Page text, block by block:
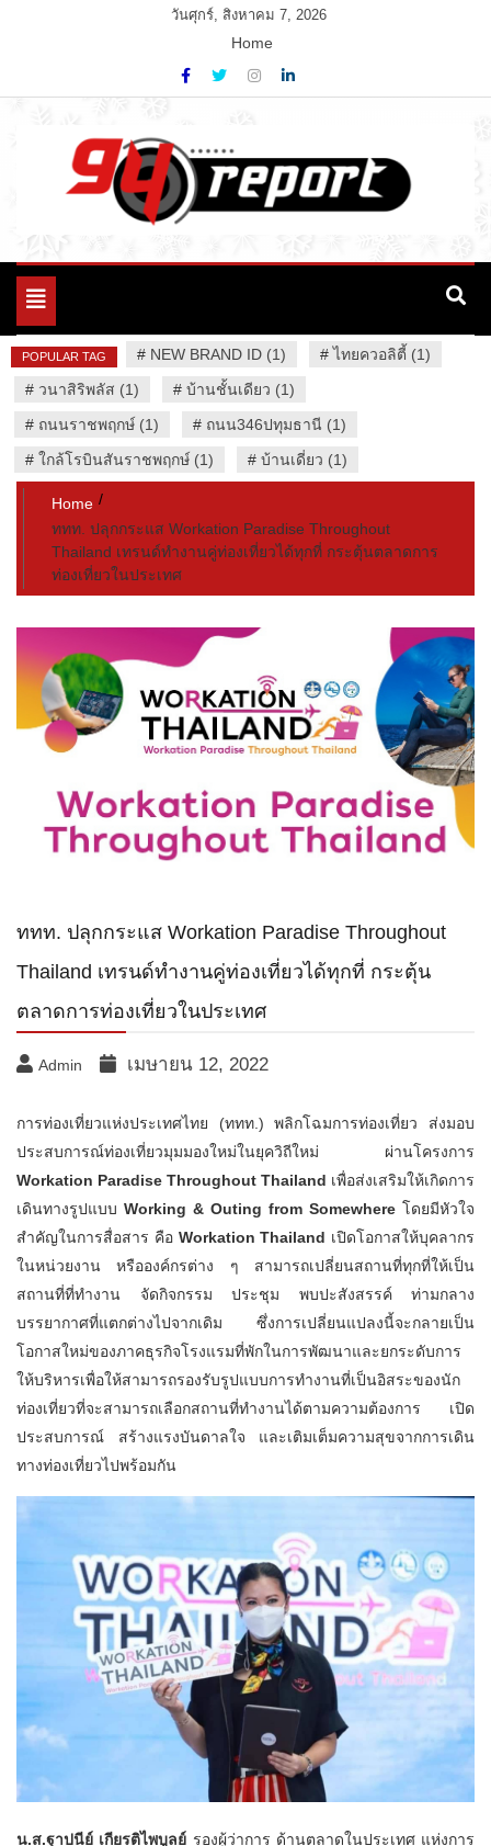
วันศุกร์, สิงหาคม 7, 2026
Home
94 Report.com
Variety News
Toggle
POPULAR TAG # NEW BRAND ID (1) #ไทยควอลิตี้ (1)
# วนาสิริพลัส (1) # บ้านชั้นเดียว (1)
# ถนนราชพฤกษ์ (1) # ถนน346ปทุมธานี (1)
# ใกล้โรบินสันราชพฤกษ์ (1) # บ้านเดี่ยว (1)
Home
ททท. ปลุกกระแส Workation Paradise Throughout
Thailand เทรนด์ทำงานคู่ท่องเที่ยวได้ทุกที่ กระตุ้นตลาดการ
ท่องเที่ยวในประเทศ
ททท. ปลุกกระแส Workation Paradise Throughout
Thailand เทรนด์ทำงานคู่ท่องเที่ยวได้ทุกที่ กระตุ้น
ตลาดการท่องเที่ยวในประเทศ
Admin เมษายน 12, 2022
การท่องเที่ยวแห่งประเทศไทย (ททท.) พลิกโฉมการท่องเที่ยว ส่งมอบ
ประสบการณ์ท่องเที่ยวมุมมองใหม่ในยุควิถีใหม่ ผ่านโครงการ
Workation Paradise Throughout Thailand เพื่อส่งเสริมให้เกิดการ
เดินทางรูปแบบ Working & Outing from Somewhere โดยมีหัวใจ
สำคัญในการสื่อสาร คือ Workation Thailand เปิดโอกาสให้บุคลากร
ในหน่วยงาน หรือองค์กรต่าง ๆ สามารถเปลี่ยนสถานที่ทุกที่ให้เป็น
สถานที่ที่ทำงาน จัดกิจกรรม ประชุม พบปะสังสรรค์ ท่ามกลาง
บรรยากาศที่แตกต่างไปจากเดิม ซึ่งการเปลี่ยนแปลงนี้จะกลายเป็น
โอกาสใหม่ของภาคธุรกิจโรงแรมที่พักในการพัฒนาและยกระดับการ
ให้บริหารเพื่อให้สามารถรองรับรูปแบบการทำงานที่เป็นอิสระของนัก
ท่องเที่ยวที่จะสามารถเลือกสถานที่ทำงานได้ตามความต้องการ เปิด
ประสบการณ์ สร้างแรงบันดาลใจ และเติมเต็มความสุขจากการเดิน
ทางท่องเที่ยวไปพร้อมกัน
น.ส.ฐาปนีย์ เกียรติไพบูลย์ รองผู้ว่าการ ด้านตลาดในประเทศ แห่งการ